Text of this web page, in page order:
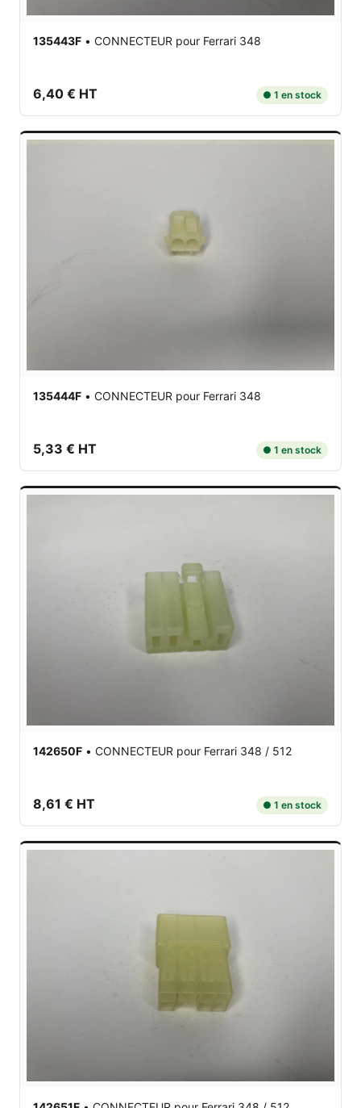
135443F • CONNECTEUR pour Ferrari 348
6,40 € HT ● 1 en stock
135444F • CONNECTEUR pour Ferrari 348
5,33 € HT ● 1 en stock
142650F • CONNECTEUR pour Ferrari 348 / 512
8,61 € HT ● 1 en stock